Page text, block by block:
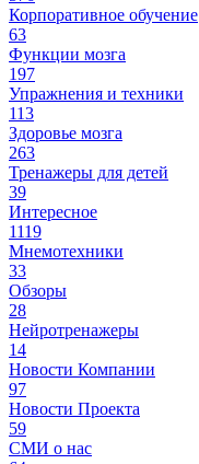
Корпоративное обучение
63
Функции мозга
197
Упражнения и техники
113
Здоровье мозга
263
Тренажеры для детей
39
Интересное
1119
Мнемотехники
33
Обзоры
28
Нейротренажеры
14
Новости Компании
97
Новости Проекта
59
СМИ о нас